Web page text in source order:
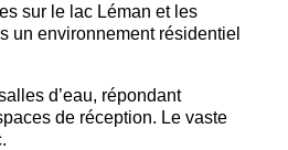
sur le lac Léman et les
un environnement résidentiel
d’eau, répondant
de réception. Le vaste